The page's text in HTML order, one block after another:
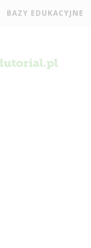
BAZY EDUKACYJNE